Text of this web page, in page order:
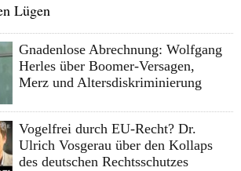
Lügen
Gnadenlose Abrechnung: Wolfgang
Herles über Boomer-Versagen,
Merz und Altersdiskriminierung
Vogelfrei durch EU-Recht? Dr.
Ulrich Vosgerau über den Kollaps
des deutschen Rechtsschutzes